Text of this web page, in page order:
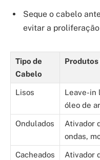
Seque o cabelo
evitar a
Tipo de
Cabelo
Lisos
Leave-in
óleo de
Ondulados
Ativador
ondas,
Cacheados
Ativador